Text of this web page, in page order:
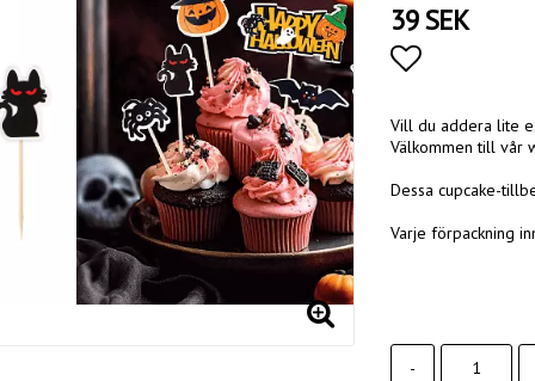
39 SEK
Vill du addera lite
Välkommen till vår
Dessa cupcake-
Varje förpackning
-